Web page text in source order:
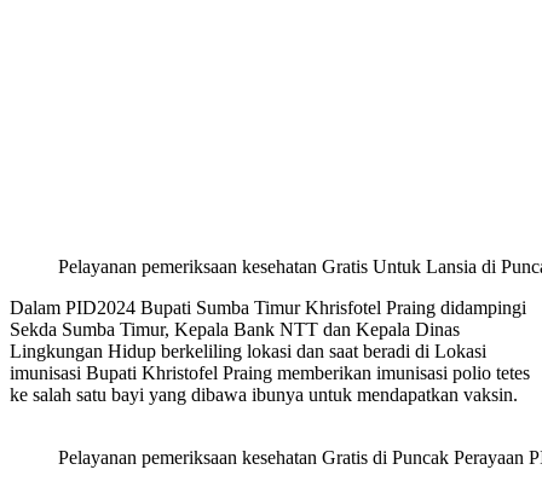
Pelayanan pemeriksaan kesehatan Gratis Untuk Lansia di
Dalam PID2024 Bupati Sumba Timur Khrisfotel Praing didampingi
Sekda Sumba Timur, Kepala Bank NTT dan Kepala Dinas
Lingkungan Hidup berkeliling lokasi dan saat beradi di Lokasi
imunisasi Bupati Khristofel Praing memberikan imunisasi polio tetes
ke salah satu bayi yang dibawa ibunya untuk mendapatkan vaksin.
Pelayanan pemeriksaan kesehatan Gratis di Puncak